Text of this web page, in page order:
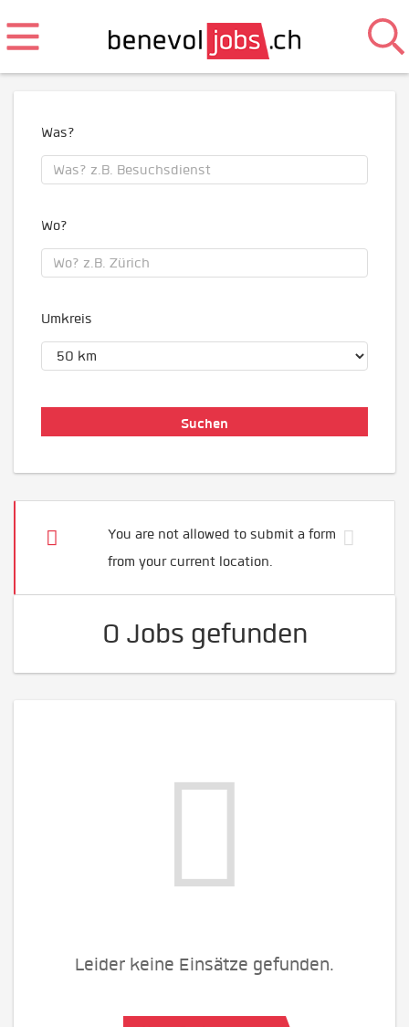
Was?
Wo?
Umkreis
You are not allowed to submit a form
from your current location.
0 Jobs gefunden
Leider keine Einsätze gefunden.